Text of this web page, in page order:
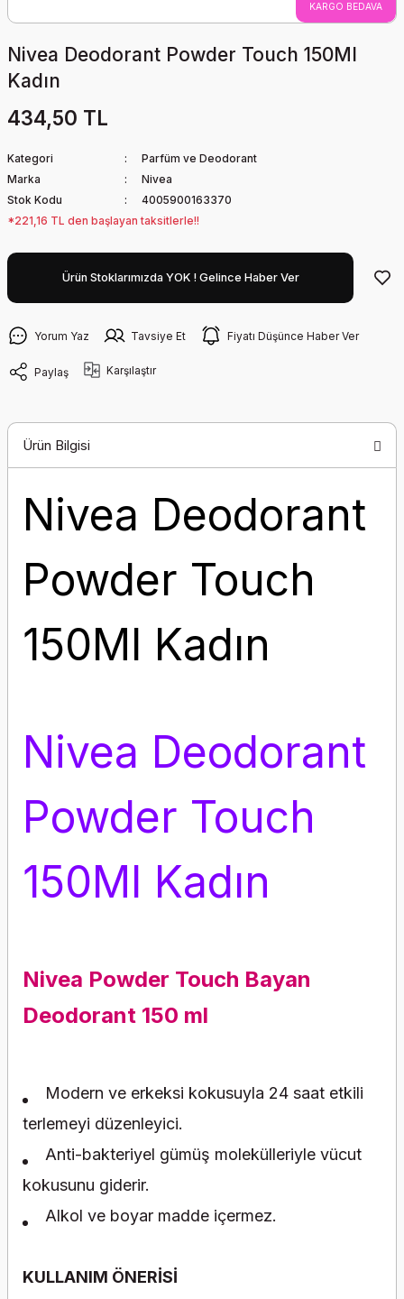
KARGO BEDAVA
Nivea Deodorant Powder Touch 150Ml
Kadın
434,50 TL
Kategori
Parfüm ve Deodorant
Marka
Nivea
Stok Kodu
4005900163370
*221,16 TL den başlayan taksitlerle!!
Ürün Stoklarımızda YOK ! Gelince Haber Ver
Yorum Yaz Tavsiye Et Fiyatı Düşünce Haber Ver
Paylaş Karşılaştır
Ürün Bilgisi
Nivea Deodorant
Powder Touch
150Ml Kadın
Nivea Deodorant
Powder Touch
150Ml Kadın
Nivea Powder Touch Bayan
Deodorant 150 ml
Modern ve erkeksi kokusuyla 24 saat etkili
terlemeyi düzenleyici.
Anti-bakteriyel gümüş molekülleriyle vücut
kokusunu giderir.
Alkol ve boyar madde içermez.
KULLANIM ÖNERİSİ